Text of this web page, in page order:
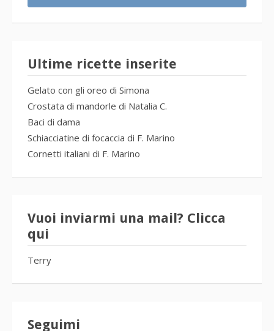
Ultime ricette inserite
Gelato con gli oreo di Simona
Crostata di mandorle di Natalia C.
Baci di dama
Schiacciatine di focaccia di F. Marino
Cornetti italiani di F. Marino
Vuoi inviarmi una mail? Clicca
qui
Terry
Seguimi